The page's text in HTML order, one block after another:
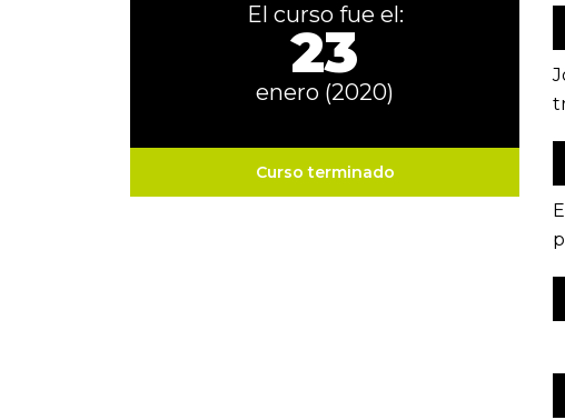
El curso fue el:
23
enero (2020)
Curso terminado